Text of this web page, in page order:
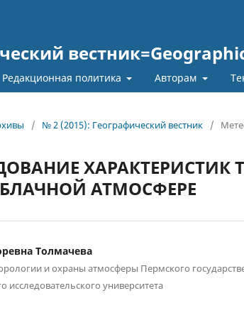
Редакционная политика Авторам
/ № 2 (2015): Географический вестник /
ХАРАКТЕРИСТИК
АТМОСФЕРЕ
Толмачева
и охраны атмосферы Пермского
исследовательского университета